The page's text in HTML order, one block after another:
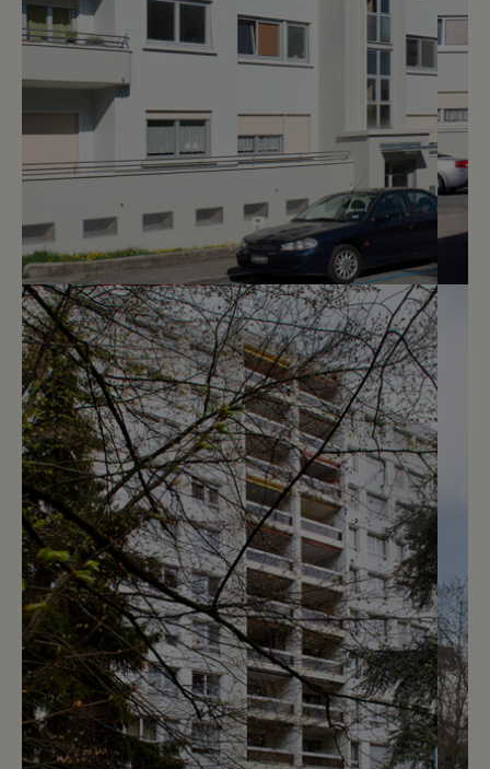
5
CHF 1’700.- / mois
Chemin du Pré-Cartelier 4
Genève
m2